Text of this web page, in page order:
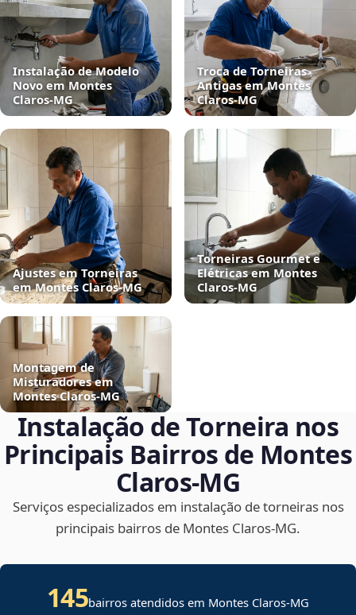
Instalação de Modelo
Novo em Montes
Claros‑MG
Troca de Torneiras
Antigas em Montes
Claros‑MG
Ajustes em Torneiras
em Montes Claros‑MG
Torneiras Gourmet e
Elétricas em Montes
Claros‑MG
Montagem de
Misturadores em
Montes Claros‑MG
Instalação de Torneira nos
Principais Bairros de Montes
Claros‑MG
Serviços especializados em instalação de torneiras nos
principais bairros de Montes Claros‑MG.
145bairros atendidos em Montes Claros-MG